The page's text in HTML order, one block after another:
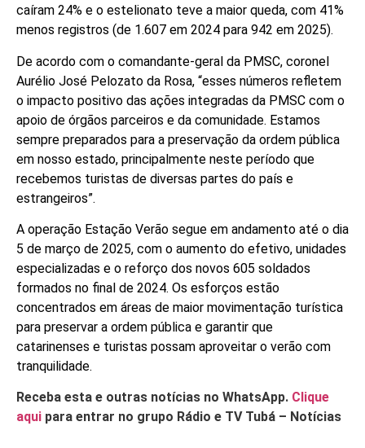
caíram 24% e o estelionato teve a maior queda, com 41%
menos registros (de 1.607 em 2024 para 942 em 2025).
De acordo com o comandante-geral da PMSC, coronel
Aurélio José Pelozato da Rosa, “esses números refletem
o impacto positivo das ações integradas da PMSC com o
apoio de órgãos parceiros e da comunidade. Estamos
sempre preparados para a preservação da ordem pública
em nosso estado, principalmente neste período que
recebemos turistas de diversas partes do país e
estrangeiros”.
A operação Estação Verão segue em andamento até o dia
5 de março de 2025, com o aumento do efetivo, unidades
especializadas e o reforço dos novos 605 soldados
formados no final de 2024. Os esforços estão
concentrados em áreas de maior movimentação turística
para preservar a ordem pública e garantir que
catarinenses e turistas possam aproveitar o verão com
tranquilidade.
Receba esta e outras notícias no WhatsApp. Clique
aqui para entrar no grupo Rádio e TV Tubá – Notícias